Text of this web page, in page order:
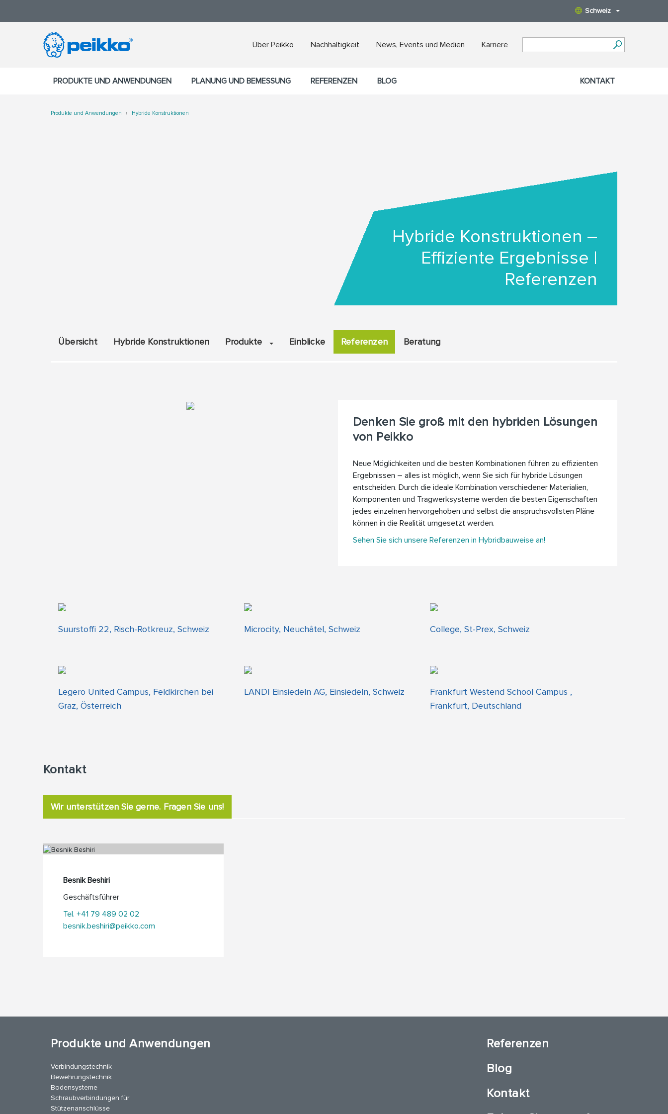
Schweiz
Über Peikko Nachhaltigkeit News, Events und Medien Karriere
PRODUKTE UND ANWENDUNGEN PLANUNG UND BEMESSUNG REFERENZEN BLOG KONTAKT
Produkte und Anwendungen Hybride Konstruktionen
Hybride Konstruktionen –
Effiziente Ergebnisse |
Referenzen
Übersicht Hybride Konstruktionen Produkte Einblicke Referenzen Beratung
Denken Sie groß mit den hybriden Lösungen
von Peikko
Neue Möglichkeiten und die besten Kombinationen führen zu effizienten
Ergebnissen – alles ist möglich, wenn Sie sich für hybride Lösungen
entscheiden. Durch die ideale Kombination verschiedener Materialien,
Komponenten und Tragwerksysteme werden die besten Eigenschaften
jedes einzelnen hervorgehoben und selbst die anspruchsvollsten Pläne
können in die Realität umgesetzt werden.
Sehen Sie sich unsere Referenzen in Hybridbauweise an!
Suurstoffi 22, Risch-Rotkreuz, Schweiz Microcity, Neuchâtel, Schweiz College, St-Prex, Schweiz
Legero United Campus, Feldkirchen bei
Graz, Österreich
LANDI Einsiedeln AG, Einsiedeln, Schweiz
Frankfurt Westend School Campus ,
Frankfurt, Deutschland
Kontakt
Wir unterstützen Sie gerne. Fragen Sie uns!
Besnik Beshiri
Geschäftsführer
Tel. +41 79 489 02 02
besnik.beshiri@peikko.com
Produkte und Anwendungen
Verbindungstechnik
Bewehrungstechnik
Bodensysteme
Schraubverbindungen für
Stützenanschlüsse
Referenzen
Blog
Kontakt